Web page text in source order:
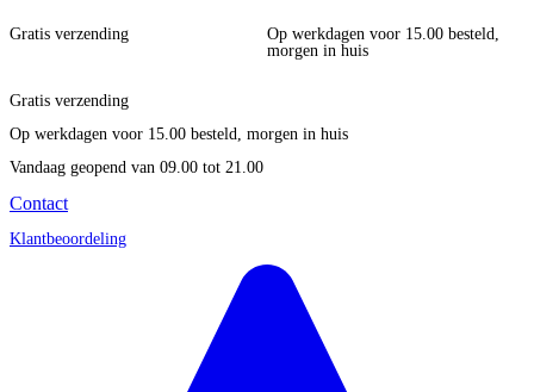
Gratis verzending
Op werkdagen voor 15.00 besteld,
morgen in huis
Gratis verzending
Op werkdagen voor 15.00 besteld, morgen in huis
Vandaag geopend van 09.00 tot 21.00
Contact
Klantbeoordeling